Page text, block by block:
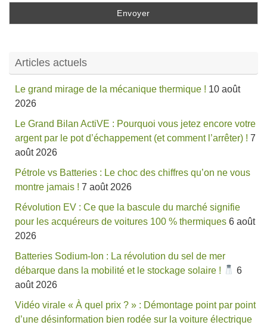
Articles actuels
Le grand mirage de la mécanique thermique ! 10 août
2026
Le Grand Bilan ActiVE : Pourquoi vous jetez encore votre
argent par le pot d’échappement (et comment l’arrêter) ! 7
août 2026
Pétrole vs Batteries : Le choc des chiffres qu’on ne vous
montre jamais ! 7 août 2026
Révolution EV : Ce que la bascule du marché signifie
pour les acquéreurs de voitures 100 % thermiques 6 août
2026
Batteries Sodium-Ion : La révolution du sel de mer
débarque dans la mobilité et le stockage solaire !
6
août 2026
Vidéo virale « À quel prix ? » : Démontage point par point
d’une désinformation bien rodée sur la voiture électrique